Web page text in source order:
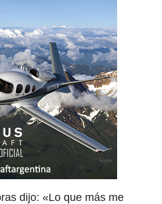
dijo: «Lo que más me